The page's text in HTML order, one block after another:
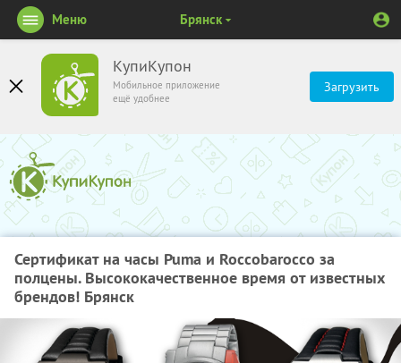
КупиКупон
Мобильное приложение
ещё удобнее
Загрузить
Меню Брянск
Сертификат на часы Puma и Roccobarocco за
полцены. Высококачественное время от известных
брендов! Брянск